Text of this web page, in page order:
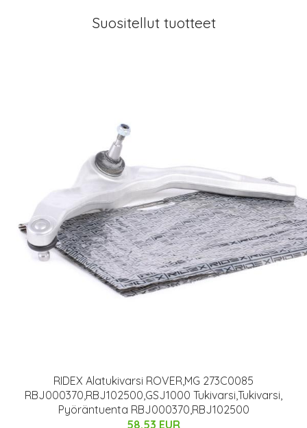
Suositellut tuotteet
RIDEX Alatukivarsi ROVER,MG 273C0085
RBJ000370,RBJ102500,GSJ1000 Tukivarsi,Tukivarsi,
Pyöräntuenta RBJ000370,RBJ102500
58.53 EUR